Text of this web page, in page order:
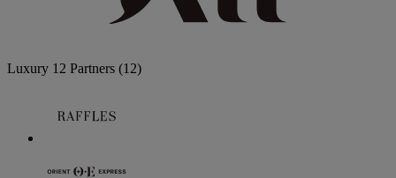
Luxury 12 Partners (12)